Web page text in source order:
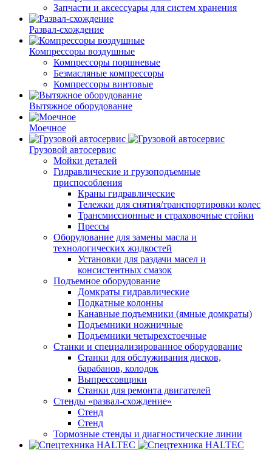
Запчасти и аксессуары для систем хранения
Развал-схождение
Компрессоры воздушные
Компрессоры поршневые
Безмасляные компрессоры
Компрессоры винтовые
Вытяжное оборудование
Моечное
Грузовой автосервис
Мойки деталей
Гидравлические и грузоподъемные
приспособления
Краны гидравлические
Тележки для снятия/транспортировки колес
Трансмиссионные и страховочные стойки
Прессы
Оборудование для замены масла и
технологических жидкостей
Установки для раздачи масел и
консистентных смазок
Подъемное оборудование
Домкраты гидравлические
Подкатные колонны
Канавные подъемники (ямные домкраты)
Подъемники ножничные
Подъемники четырехстоечные
Станки и специализированное оборудование
Станки для обслуживания дисков,
барабанов, колодок
Выпрессовщики
Станки для ремонта двигателей
Стенды «развал-схождение»
Стенд
Стенд
Тормозные стенды и диагностические линии